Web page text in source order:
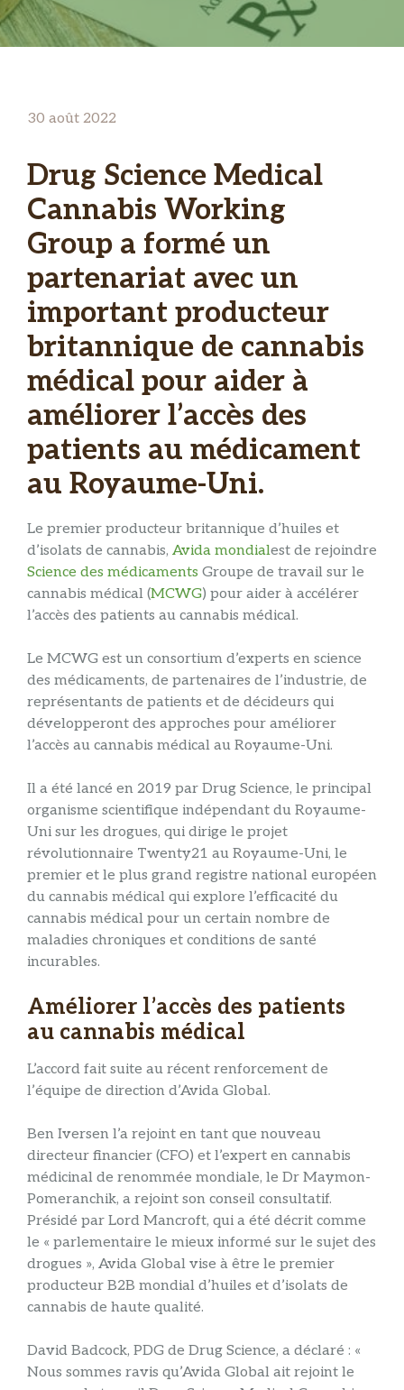
30 août 2022
Drug Science Medical
Cannabis Working
Group a formé un
partenariat avec un
important producteur
britannique de cannabis
médical pour aider à
améliorer l’accès des
patients au médicament
au Royaume-Uni.
Le premier producteur britannique d’huiles et
d’isolats de cannabis, Avida mondialest de rejoindre
Science des médicaments Groupe de travail sur le
cannabis médical (MCWG) pour aider à accélérer
l’accès des patients au cannabis médical.
Le MCWG est un consortium d’experts en science
des médicaments, de partenaires de l’industrie, de
représentants de patients et de décideurs qui
développeront des approches pour améliorer
l’accès au cannabis médical au Royaume-Uni.
Il a été lancé en 2019 par Drug Science, le principal
organisme scientifique indépendant du Royaume-
Uni sur les drogues, qui dirige le projet
révolutionnaire Twenty21 au Royaume-Uni, le
premier et le plus grand registre national européen
du cannabis médical qui explore l’efficacité du
cannabis médical pour un certain nombre de
maladies chroniques et conditions de santé
incurables.
Améliorer l’accès des patients
au cannabis médical
L’accord fait suite au récent renforcement de
l’équipe de direction d’Avida Global.
Ben Iversen l’a rejoint en tant que nouveau
directeur financier (CFO) et l’expert en cannabis
médicinal de renommée mondiale, le Dr Maymon-
Pomeranchik, a rejoint son conseil consultatif.
Présidé par Lord Mancroft, qui a été décrit comme
le « parlementaire le mieux informé sur le sujet des
drogues », Avida Global vise à être le premier
producteur B2B mondial d’huiles et d’isolats de
cannabis de haute qualité.
David Badcock, PDG de Drug Science, a déclaré : «
Nous sommes ravis qu’Avida Global ait rejoint le